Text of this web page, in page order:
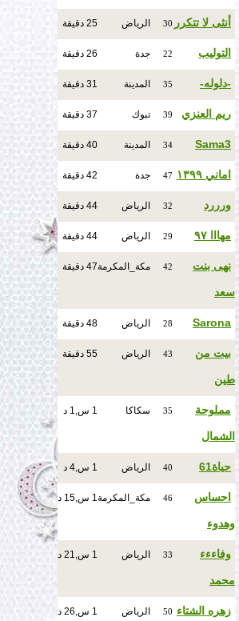
أنثى لا تتكرر 30 الرياض 25 دقيقة
التوليب 22 جدة 26 دقيقة
-دلوله- 35 المدينة 31 دقيقة
ريم العنزي 39 تبوك 37 دقيقة
Sama3
34 المدينة 40 دقيقة
اماني ١٣٩٩ 47 جدة 42 دقيقة
ورررد 32 الرياض 44 دقيقة
مهااا ٩٧ 29 الرياض 44 دقيقة
نهى بنت
سعد
42 مكة_المكرمة47 دقيقة
Sarona
28 الرياض 48 دقيقة
بيت من
طين
43 الرياض 55 دقيقة
مملوحة
الشمال
35 سكاكا 1 س,1 د
حياة61 40 الرياض 1 س,4 د
احساس
وهدوء
46 مكة_المكرمة1 س,15 د
وفاءءء
محمد
33 الرياض 1 س,21 د
زهره الشتاء 50 الرياض 1 س,26 د